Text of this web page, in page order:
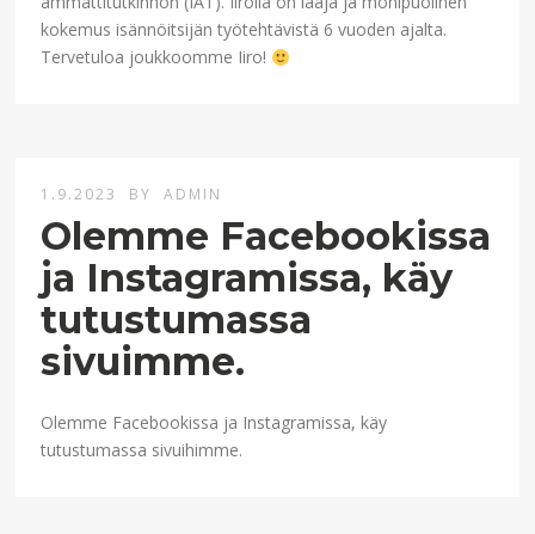
kokemus isännöitsijän työtehtävistä 6 vuoden ajalta.
Tervetuloa joukkoomme Iiro!
1.9.2023 BY ADMIN
Olemme Facebookissa
ja Instagramissa, käy
tutustumassa
sivuimme.
Olemme Facebookissa ja Instagramissa, käy
tutustumassa sivuihimme.